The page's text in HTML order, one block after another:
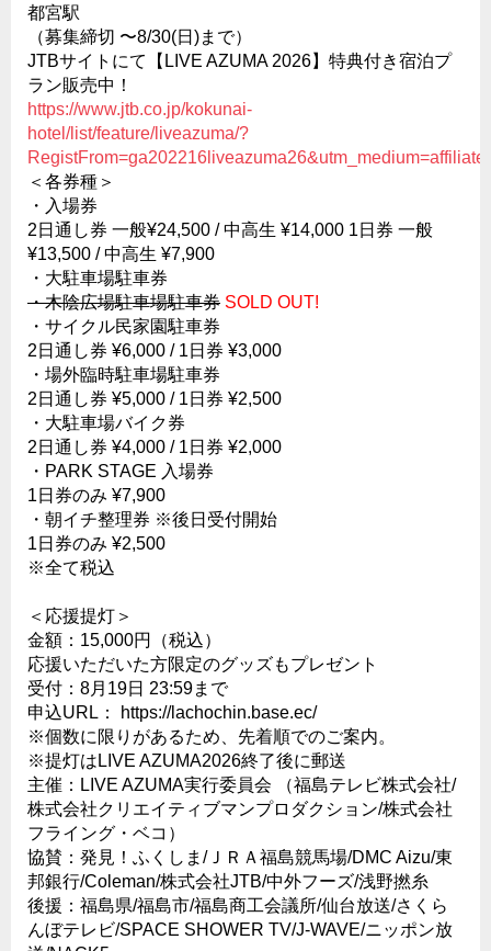
都宮駅
（募集締切 〜8/30(日)まで）
JTBサイトにて【LIVE AZUMA 2026】特典付き宿泊プ
ラン販売中！
https://www.jtb.co.jp/kokunai-
hotel/list/feature/liveazuma/?
＜各券種＞
・入場券
2日通し券 一般¥24,500 / 中高生 ¥14,000 1日券 一般
¥13,500 / 中高生 ¥7,900
・大駐車場駐車券
・木陰広場駐車場駐車券 SOLD OUT!
・サイクル民家園駐車券
2日通し券 ¥6,000 / 1日券 ¥3,000
・場外臨時駐車場駐車券
2日通し券 ¥5,000 / 1日券 ¥2,500
・大駐車場バイク券
2日通し券 ¥4,000 / 1日券 ¥2,000
・PARK STAGE 入場券
1日券のみ ¥7,900
・朝イチ整理券 ※後日受付開始
1日券のみ ¥2,500
※全て税込
＜応援提灯＞
金額：15,000円（税込）
応援いただいた方限定のグッズもプレゼント
受付：8月19日 23:59まで
申込URL： https://lachochin.base.ec/
※個数に限りがあるため、先着順でのご案内。
※提灯はLIVE AZUMA2026終了後に郵送
主催：LIVE AZUMA実行委員会 （福島テレビ株式会社/
株式会社クリエイティブマンプロダクション/株式会社
フライング・ベコ）
協賛：発見！ふくしま/ＪＲＡ福島競馬場/DMC Aizu/東
邦銀行/Coleman/株式会社JTB/中外フーズ/浅野撚糸
後援：福島県/福島市/福島商工会議所/仙台放送/さくら
んぼテレビ/SPACE SHOWER TV/J-WAVE/ニッポン放